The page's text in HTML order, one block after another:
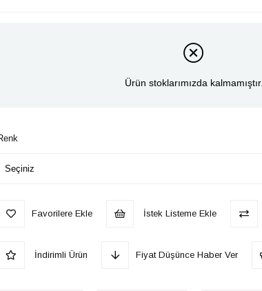
Ürün stoklarımızda kalmamıştır.
Favorilere Ekle İstek Listeme Ekle
İndirimli Ürün Fiyat Düşünce Haber Ver